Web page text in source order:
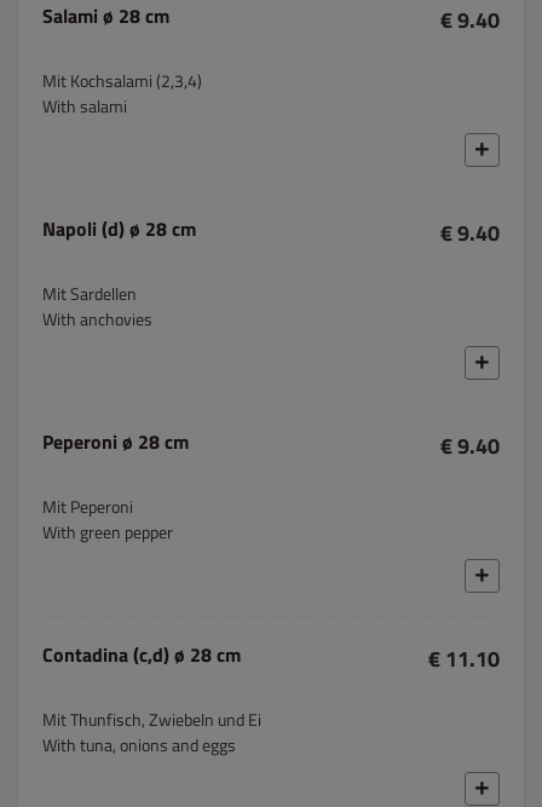
Salami ø 28 cm € 9.40
Mit Kochsalami (2,3,4)
With salami
Napoli (d) ø 28 cm € 9.40
Mit Sardellen
With anchovies
Peperoni ø 28 cm € 9.40
Mit Peperoni
With green pepper
Contadina (c,d) ø 28 cm € 11.10
Mit Thunfisch, Zwiebeln und Ei
With tuna, onions and eggs